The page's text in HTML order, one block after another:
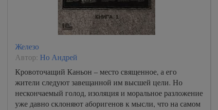
Железо
Автор: Но Андрей
Кровоточащий Каньон – место священное, а его
жители следуют завещанной им высшей цели. Но
нескончаемый голод, изоляция и моральное разложение
уже давно склоняют аборигенов к мысли, что на самом